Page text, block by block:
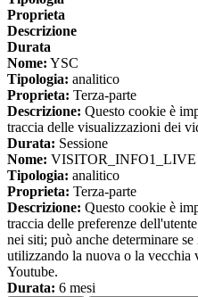
Proprieta
Descrizione
Durata
Nome: YSC
Tipologia: analitico
Proprieta: Terza-parte
Descrizione: Questo cookie è
traccia delle visualizzazioni dei
Durata: Sessione
Nome: VISITOR_INFO1_LIVE
Tipologia: analitico
Proprieta: Terza-parte
Descrizione: Questo cookie è
traccia delle preferenze
nei siti; può anche determinare
utilizzando la nuova o la vecchia
Youtube.
Durata: 6 mesi